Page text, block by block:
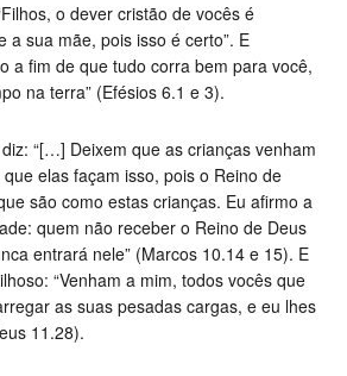
o dever cristão de vocês é
a sua mãe, pois isso é certo”. E
a fim de que tudo corra bem para você,
na terra” (Efésios 6.1 e 3).
“[…] Deixem que as crianças venham
elas façam isso, pois o Reino de
são como estas crianças. Eu afirmo a
quem não receber o Reino de Deus
entrará nele” (Marcos 10.14 e 15). E
“Venham a mim, todos vocês que
as suas pesadas cargas, e eu lhes
11.28).